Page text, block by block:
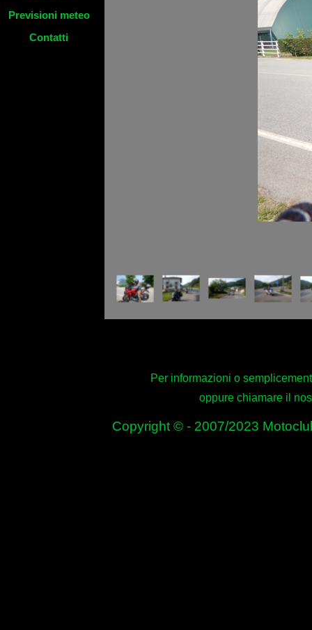
Previsioni meteo
Contatti
Copyright © - 2007/2023
Per informazioni o
oppure chiamare il